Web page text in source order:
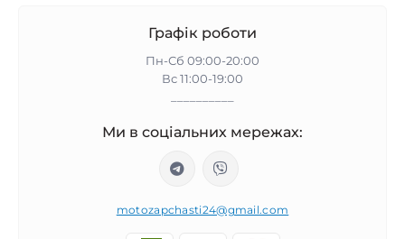
Графік роботи
Пн-Сб 09:00-20:00
Вс 11:00-19:00
Ми в соціальних мережах:
motozapchasti24@gmail.com